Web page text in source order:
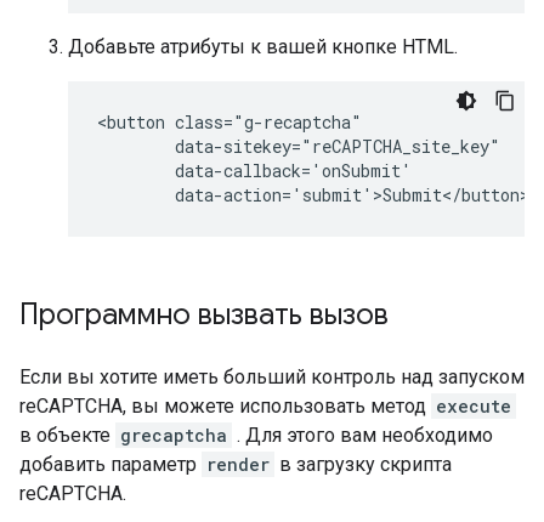
Добавьте атрибуты к вашей кнопке HTML.
<button class="g-recaptcha"
        data-sitekey="reCAPTCHA_site_key"
        data-callback='onSubmit'
Программно вызвать вызов
Если вы хотите иметь больший контроль над запуском
reCAPTCHA, вы можете использовать метод execute
в объекте grecaptcha . Для этого вам необходимо
добавить параметр render в загрузку скрипта
reCAPTCHA.